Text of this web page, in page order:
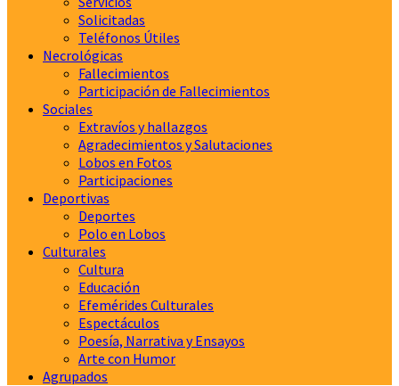
Solicitadas
Teléfonos Útiles
Necrológicas
Fallecimientos
Participación de Fallecimientos
Sociales
Extravíos y hallazgos
Agradecimientos y Salutaciones
Lobos en Fotos
Participaciones
Deportivas
Deportes
Polo en Lobos
Culturales
Cultura
Educación
Efemérides Culturales
Espectáculos
Poesía, Narrativa y Ensayos
Arte con Humor
Agrupados